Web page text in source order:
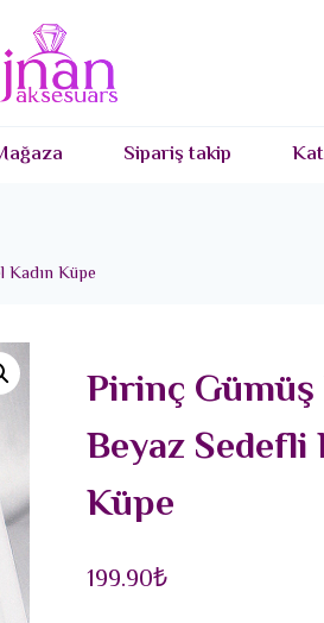
Sipariş takip
Kadın Küpe
Pirinç Gümüş
Beyaz Sedefli
Küpe
199.90₺